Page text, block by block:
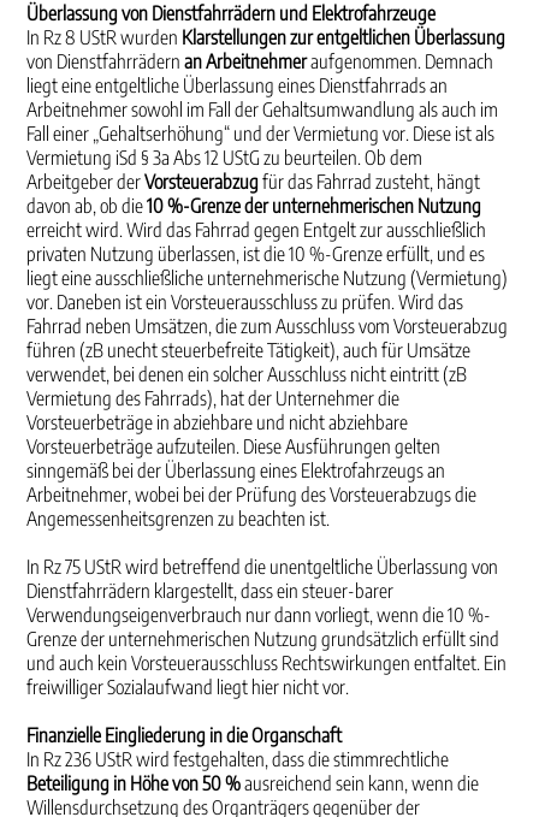
Überlassung von Dienstfahrrädern und Elektrofahrzeuge
In Rz 8 UStR wurden Klarstellungen zur entgeltlichen Überlassung
von Dienstfahrrädernan Arbeitnehmeraufgenommen. Demnach
liegt eine entgeltliche Überlassung eines Dienstfahrrads an
Arbeitnehmer sowohl im Fall der Gehaltsumwandlung als auch im
Fall einer „Gehaltserhöhung“ und der Vermietung vor. Diese ist als
Vermietung iSd § 3a Abs 12 UStG zu beurteilen. Ob dem
Arbeitgeber derVorsteuerabzugfür das Fahrrad zusteht, hängt
davon ab, ob die10 %-Grenze der unternehmerischen Nutzung
erreicht wird. Wird das Fahrrad gegen Entgelt zur ausschließlich
privaten Nutzung überlassen, ist die 10 %-Grenze erfüllt, und es
liegt eine ausschließliche unternehmerische Nutzung (Vermietung)
vor. Daneben ist ein Vorsteuerausschluss zu prüfen. Wird das
Fahrrad neben Umsätzen, die zum Ausschluss vom Vorsteuerabzug
führen (zB unecht steuerbefreite Tätigkeit), auch für Umsätze
verwendet, bei denen ein solcher Ausschluss nicht eintritt (zB
Vermietung des Fahrrads), hat der Unternehmer die
Vorsteuerbeträge in abziehbare und nicht abziehbare
Vorsteuerbeträge aufzuteilen. Diese Ausführungen gelten
sinngemäß bei der Überlassung eines Elektrofahrzeugs an
Arbeitnehmer, wobei bei der Prüfung des Vorsteuerabzugs die
Angemessenheitsgrenzen zu beachten ist.
In Rz 75 UStR wird betreffend die unentgeltliche Überlassung von
Dienstfahrrädern klargestellt, dass ein steuer-barer
Verwendungseigenverbrauch nur dann vorliegt, wenn die 10 %-
Grenze der unternehmerischen Nutzung grundsätzlich erfüllt sind
und auch kein Vorsteuerausschluss Rechtswirkungen entfaltet. Ein
freiwilliger Sozialaufwand liegt hier nicht vor.
Finanzielle Eingliederung in die Organschaft
In Rz 236 UStR wird festgehalten, dass die stimmrechtliche
Beteiligung in Höhe von 50 %ausreichend sein kann, wenn die
Willensdurchsetzung des Organträgers gegenüber der